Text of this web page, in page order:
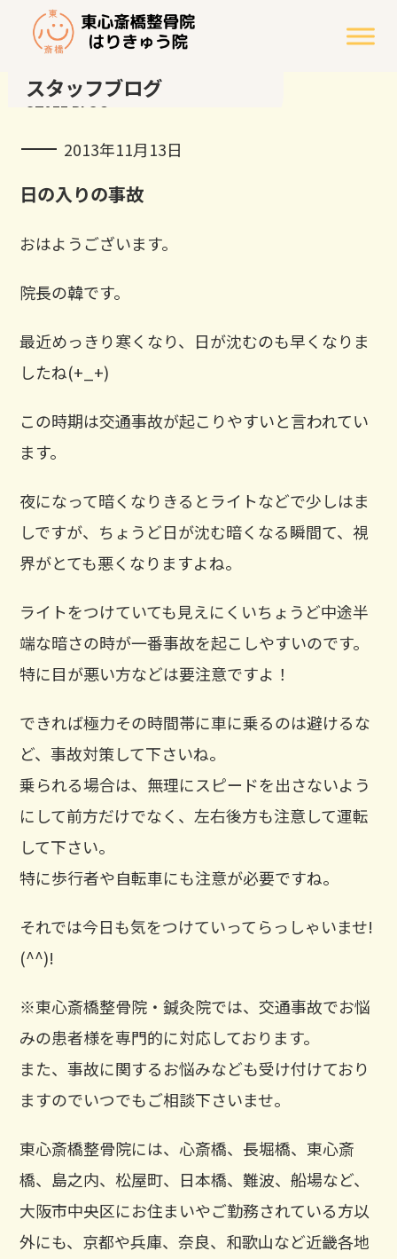
スタッフブログ
STAFF BLOG
2013年11月13日
日の入りの事故
おはようございます。
院長の韓です。
最近めっきり寒くなり、日が沈むのも早くなりま
したね(+_+)
この時期は交通事故が起こりやすいと言われてい
ます。
夜になって暗くなりきるとライトなどで少しはま
しですが、ちょうど日が沈む暗くなる瞬間て、視
界がとても悪くなりますよね。
ライトをつけていても見えにくいちょうど中途半
端な暗さの時が一番事故を起こしやすいのです。
特に目が悪い方などは要注意ですよ！
できれば極力その時間帯に車に乗るのは避けるな
ど、事故対策して下さいね。
乗られる場合は、無理にスピードを出さないよう
にして前方だけでなく、左右後方も注意して運転
して下さい。
特に歩行者や自転車にも注意が必要ですね。
それでは今日も気をつけていってらっしゃいませ!
(^^)!
※東心斎橋整骨院・鍼灸院では、交通事故でお悩
みの患者様を専門的に対応しております。
また、事故に関するお悩みなども受け付けており
ますのでいつでもご相談下さいませ。
東心斎橋整骨院には、心斎橋、長堀橋、東心斎
橋、島之内、松屋町、日本橋、難波、船場など、
大阪市中央区にお住まいやご勤務されている方以
外にも、京都や兵庫、奈良、和歌山など近畿各地